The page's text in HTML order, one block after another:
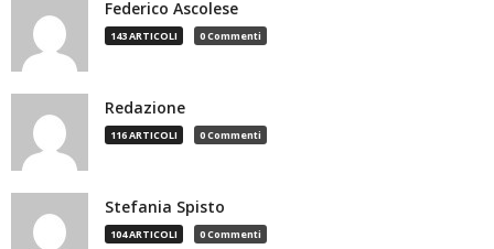
Federico Ascolese
143 ARTICOLI 0 Commenti
Redazione
116 ARTICOLI 0 Commenti
Stefania Spisto
104 ARTICOLI 0 Commenti